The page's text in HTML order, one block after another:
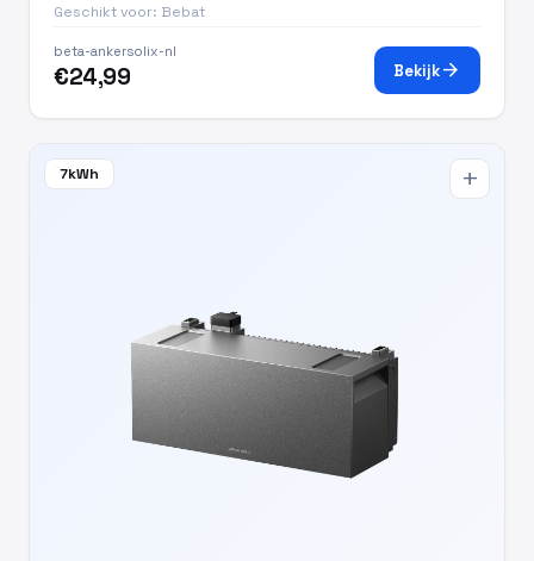
Geschikt voor: Bebat
beta-ankersolix-nl
€24,99 Bekijkarrow_forward
7kWh add